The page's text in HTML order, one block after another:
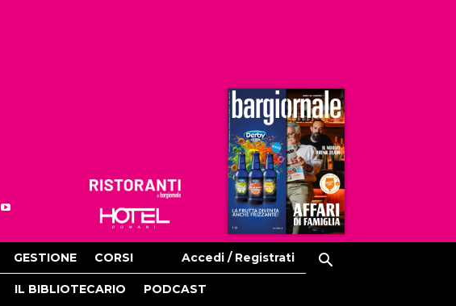
Ristoranti
Hoteldomani
GESTIONE CORSI Accedi / Registrati
IL BIBLIOTECARIO PODCAST